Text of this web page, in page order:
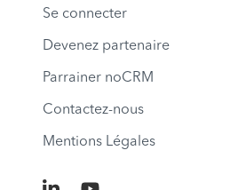
Se connecter
Devenez partenaire
Parrainer noCRM
Contactez-nous
Mentions Légales